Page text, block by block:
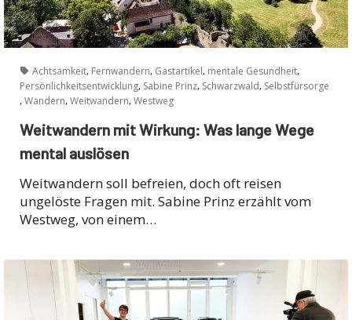
Achtsamkeit, Fernwandern, Gastartikel, mentale Gesundheit,
Persönlichkeitsentwicklung, Sabine Prinz, Schwarzwald, Selbstfürsorge
, Wandern, Weitwandern, Westweg
Weitwandern mit Wirkung: Was lange Wege
mental auslösen
Weitwandern soll befreien, doch oft reisen
ungelöste Fragen mit. Sabine Prinz erzählt vom
Westweg, von einem…